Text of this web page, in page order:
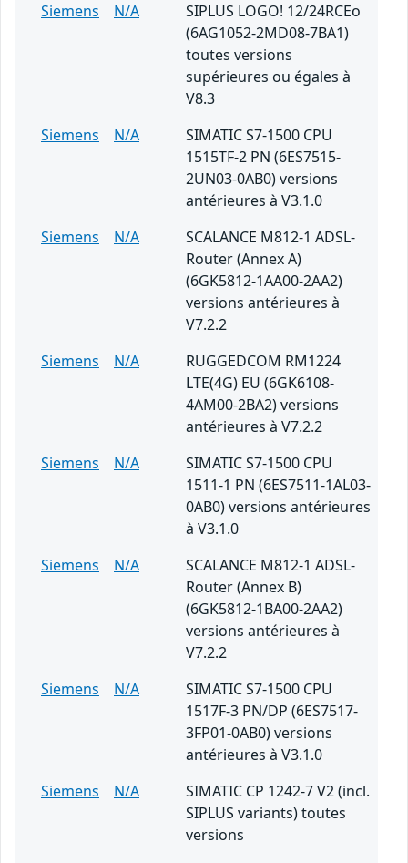
Siemens
N/A
SIPLUS LOGO! 12/24RCEo
(6AG1052-2MD08-7BA1)
toutes versions
supérieures ou égales à
V8.3
Siemens
N/A
SIMATIC S7-1500 CPU
1515TF-2 PN (6ES7515-
2UN03-0AB0) versions
antérieures à V3.1.0
Siemens
N/A
SCALANCE M812-1 ADSL-
Router (Annex A)
(6GK5812-1AA00-2AA2)
versions antérieures à
V7.2.2
Siemens
N/A
RUGGEDCOM RM1224
LTE(4G) EU (6GK6108-
4AM00-2BA2) versions
antérieures à V7.2.2
Siemens
N/A
SIMATIC S7-1500 CPU
1511-1 PN (6ES7511-1AL03-
0AB0) versions antérieures
à V3.1.0
Siemens
N/A
SCALANCE M812-1 ADSL-
Router (Annex B)
(6GK5812-1BA00-2AA2)
versions antérieures à
V7.2.2
Siemens
N/A
SIMATIC S7-1500 CPU
1517F-3 PN/DP (6ES7517-
3FP01-0AB0) versions
antérieures à V3.1.0
Siemens
N/A
SIMATIC CP 1242-7 V2 (incl.
SIPLUS variants) toutes
versions